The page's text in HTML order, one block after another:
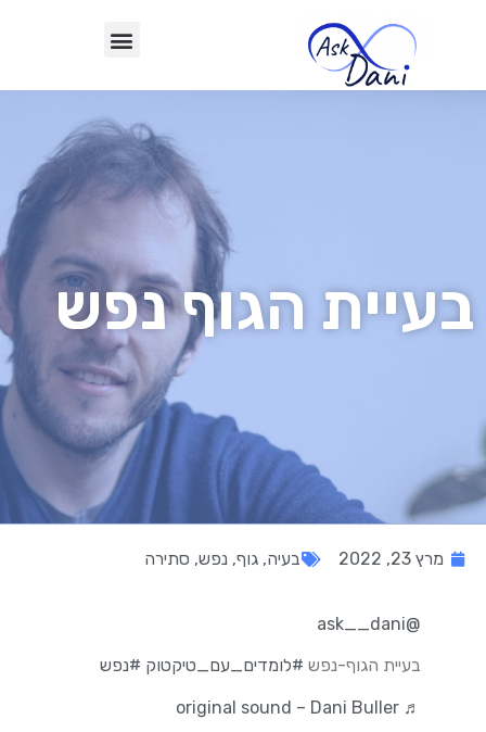
בעיית הגוף נפש
מרץ 23, 2022 בעיה, גוף, נפש, סתירה
@ask__dani
בעיית הגוף-נפש #לומדים_עם_טיקטוק #נפש
♬ original sound – Dani Buller